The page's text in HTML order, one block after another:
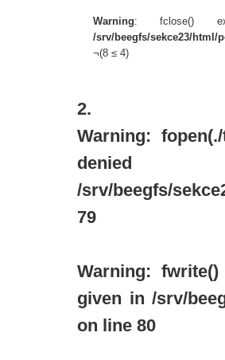
Warning: fclose()
/srv/beegfs/sekce23/html/
¬(8 ≤ 4)
2.
Warning:
/srv/beegfs/
79
Warning:
given in /srv/
on line 80